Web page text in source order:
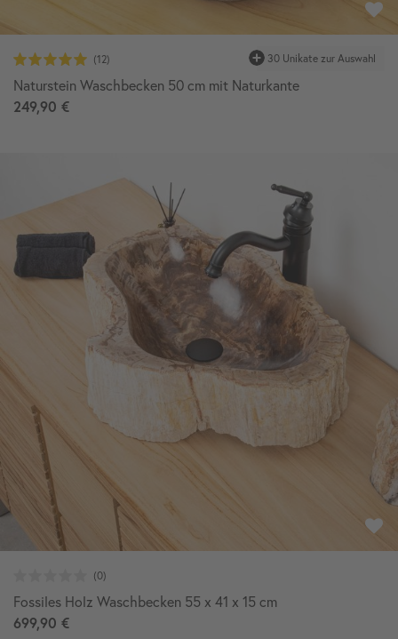
30 Unikate zur Auswahl
Naturstein Waschbecken 50 cm mit Naturkante
249,90 €
Fossiles Holz Waschbecken 55 x 41 x 15 cm
699,90 €